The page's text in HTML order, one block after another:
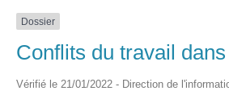
Dossier
Conflits du travail
Vérifié le 21/01/2022 - Direction de